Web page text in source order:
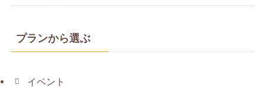
プランから選ぶ
イベント